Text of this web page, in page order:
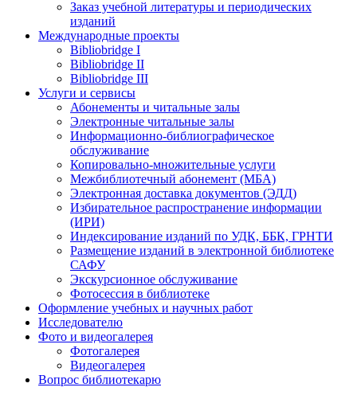
Заказ учебной литературы и периодических
изданий
Международные проекты
Bibliobridge I
Bibliobridge II
Bibliobridge III
Услуги и сервисы
Абонементы и читальные залы
Электронные читальные залы
Информационно-библиографическое
обслуживание
Копировально-множительные услуги
Межбиблиотечный абонемент (МБА)
Электронная доставка документов (ЭДД)
Избирательное распространение информации
(ИРИ)
Индексирование изданий по УДК, ББК, ГРНТИ
Размещение изданий в электронной библиотеке
САФУ
Экскурсионное обслуживание
Фотосессия в библиотеке
Оформление учебных и научных работ
Исследователю
Фото и видеогалерея
Фотогалерея
Видеогалерея
Вопрос библиотекарю